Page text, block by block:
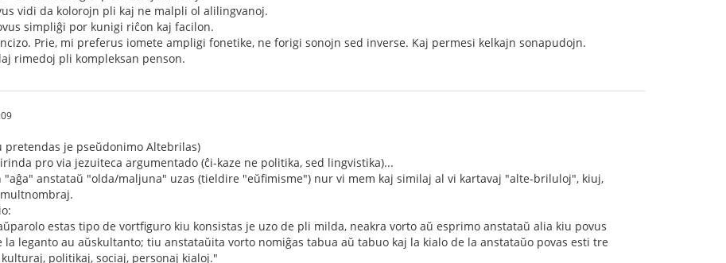
vidi da kolorojn pli kaj ne malpli ol alilingvanoj.
simpliĝi por kunigi riĉon kaj facilon.
Prie, mi preferus iomete ampligi fonetike, ne forigi sonojn sed inverse. Kaj permesi kelkajn sonapudojn.
rimedoj pli kompleksan penson.
pretendas je pseŭdonimo Altebrilas)
pro via jezuiteca argumentado (ĉi-kaze ne politika, sed lingvistika)...
"aĝa" anstataŭ "olda/maljuna" uzas (tieldire "eŭfimisme") nur vi mem kaj similaj al vi kartavaj "alte-briluloj", kiuj,
estas tipo de vortfiguro kiu konsistas je uzo de pli milda, neakra vorto aŭ esprimo anstataŭ alia kiu povus
leganto au aŭskultanto; tiu anstataŭita vorto nomiĝas tabua aŭ tabuo kaj la kialo de la anstataŭo povas esti tre
politikaj, sociaj, personaj kialoj."